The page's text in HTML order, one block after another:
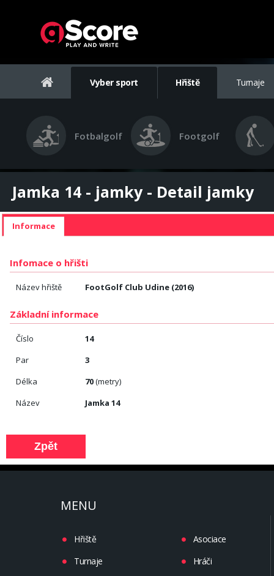
Vyber sport Hřiště Turnaje
Fotbalgolf Footgolf
Jamka 14 - jamky - Detail jamky
Informace
Infomace o hřišti
Název hřiště FootGolf Club Udine (2016)
Základní informace
Číslo
14
Par
3
Délka
70(metry)
Název
Jamka 14
MENU
Hřiště
Turnaje
Asociace
Hráči